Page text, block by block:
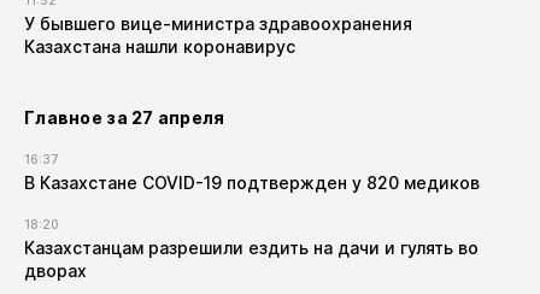
У бывшего вице-министра здравоохранения
Казахстана нашли коронавирус
Главное за 27 апреля
16:37
В Казахстане COVID-19 подтвержден у 820 медиков
18:20
Казахстанцам разрешили ездить на дачи и гулять во
дворах